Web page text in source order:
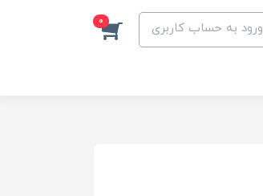
ورود به حساب کاربری 0